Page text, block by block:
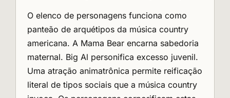
O elenco de personagens funciona como
panteão de arquétipos da música country
americana. A Mama Bear encarna sabedoria
maternal. Big Al personifica excesso juvenil.
Uma atração animatrônica permite reificação
literal de tipos sociais que a música country